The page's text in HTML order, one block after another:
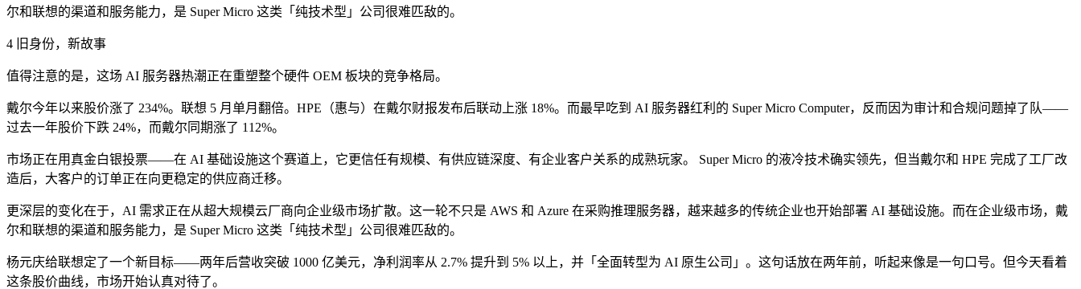
尔和联想的渠道和服务能力，是 Super Micro 这类「纯技术型」公司很难匹敌的。
4 旧身份，新故事
值得注意的是，这场 AI 服务器热潮正在重塑整个硬件 OEM 板块的竞争格局。
戴尔今年以来股价涨了 234%。联想 5 月单月翻倍。HPE（惠与）在戴尔财报发布后联动上涨 18%。而最早吃到 AI 服务器红利的 Super Micro Computer，反而因为审计和合规问题掉了队——
过去一年股价下跌 24%，而戴尔同期涨了 112%。
市场正在用真金白银投票——在 AI 基础设施这个赛道上，它更信任有规模、有供应链深度、有企业客户关系的成熟玩家。 Super Micro 的液冷技术确实领先，但当戴尔和 HPE 完成了工厂改
造后，大客户的订单正在向更稳定的供应商迁移。
更深层的变化在于，AI 需求正在从超大规模云厂商向企业级市场扩散。这一轮不只是 AWS 和 Azure 在采购推理服务器，越来越多的传统企业也开始部署 AI 基础设施。而在企业级市场，戴
尔和联想的渠道和服务能力，是 Super Micro 这类「纯技术型」公司很难匹敌的。
杨元庆给联想定了一个新目标——两年后营收突破 1000 亿美元，净利润率从 2.7% 提升到 5% 以上，并「全面转型为 AI 原生公司」。这句话放在两年前，听起来像是一句口号。但今天看着
这条股价曲线，市场开始认真对待了。